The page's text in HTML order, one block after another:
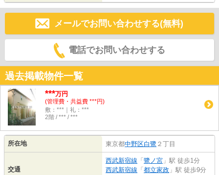
メールでお問い合わせする(無料)
電話でお問い合わせする
過去掲載物件一覧
***万円
(管理費・共益費 ***円)
敷：***｜礼：***
2階 / *** / ***
所在地 東京都中野区白鷺 ２丁目
交通
西武新宿線 「 鷺ノ宮 」駅 徒歩1分
西武新宿線 「 都立家政 」駅 徒歩9分